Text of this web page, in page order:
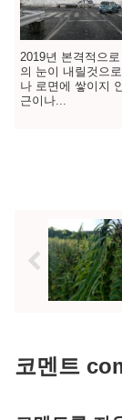
2019년 본격적으
의 눈이 내릴것으
나 로면에 쌓이지
근이나...
코멘트